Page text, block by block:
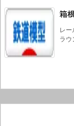
箱
レ
ラウ